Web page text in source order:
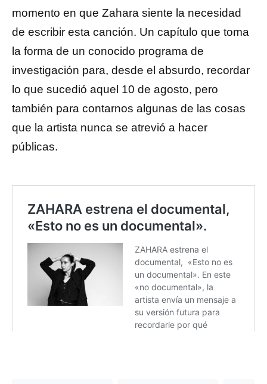
momento en que Zahara siente la necesidad
de escribir esta canción. Un capítulo que toma
la forma de un conocido programa de
investigación para, desde el absurdo, recordar
lo que sucedió aquel 10 de agosto, pero
también para contarnos algunas de las cosas
que la artista nunca se atrevió a hacer
públicas.